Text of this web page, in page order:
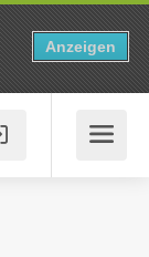
Anzeigen